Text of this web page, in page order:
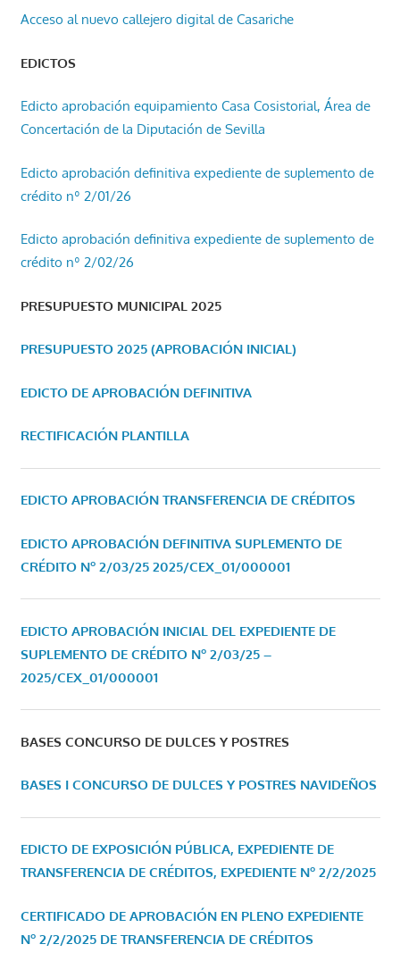
Acceso al nuevo callejero digital de Casariche
EDICTOS
Edicto aprobación equipamiento Casa Cosistorial, Área de
Concertación de la Diputación de Sevilla
Edicto aprobación definitiva expediente de suplemento de
crédito nº 2/01/26
Edicto aprobación definitiva expediente de suplemento de
crédito nº 2/02/26
PRESUPUESTO MUNICIPAL 2025
PRESUPUESTO 2025 (APROBACIÓN INICIAL)
EDICTO DE APROBACIÓN DEFINITIVA
RECTIFICACIÓN PLANTILLA
EDICTO APROBACIÓN TRANSFERENCIA DE CRÉDITOS
EDICTO APROBACIÓN DEFINITIVA SUPLEMENTO DE
CRÉDITO Nº 2/03/25 2025/CEX_01/000001
EDICTO APROBACIÓN INICIAL DEL EXPEDIENTE DE
SUPLEMENTO DE CRÉDITO Nº 2/03/25 –
2025/CEX_01/000001
BASES CONCURSO DE DULCES Y POSTRES
BASES I CONCURSO DE DULCES Y POSTRES NAVIDEÑOS
EDICTO DE EXPOSICIÓN PÚBLICA, EXPEDIENTE DE
TRANSFERENCIA DE CRÉDITOS, EXPEDIENTE Nº 2/2/2025
CERTIFICADO DE APROBACIÓN EN PLENO EXPEDIENTE
Nº 2/2/2025 DE TRANSFERENCIA DE CRÉDITOS